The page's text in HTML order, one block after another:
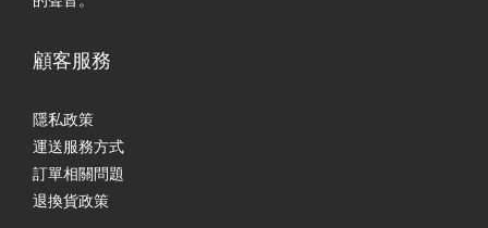
顧客服務
隱私政策
運送服務方式
訂單相關問題
退換貨政策